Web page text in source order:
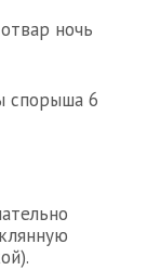
ночь
спорыша 6